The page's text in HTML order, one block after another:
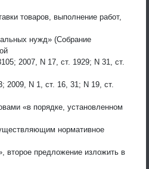
товаров, выполнение работ,
нужд» (Собрание
2007, N 17, ст. 1929; N 31, ст.
2009, N 1, ст. 16, 31; N 19, ст.
«в порядке, установленном
нормативное
второе предложение изложить в